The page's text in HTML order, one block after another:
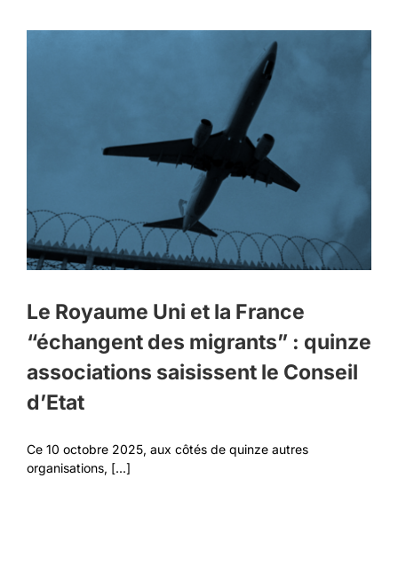
Le Royaume Uni et la France
“échangent des migrants” : quinze
associations saisissent le Conseil
d’Etat
Ce 10 octobre 2025, aux côtés de quinze autres
organisations, [...]